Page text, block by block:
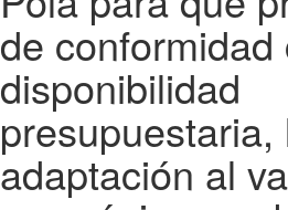
de conformidad
disponibilidad
presupuestaria,
adaptación al